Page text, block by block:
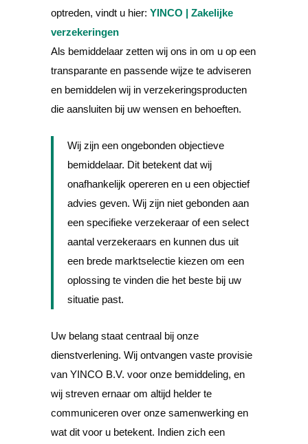
optreden, vindt u hier: YINCO | Zakelijke
verzekeringen
Als bemiddelaar zetten wij ons in om u op een
transparante en passende wijze te adviseren
en bemiddelen wij in verzekeringsproducten
die aansluiten bij uw wensen en behoeften.
Wij zijn een ongebonden objectieve
bemiddelaar. Dit betekent dat wij
onafhankelijk opereren en u een objectief
advies geven. Wij zijn niet gebonden aan
een specifieke verzekeraar of een select
aantal verzekeraars en kunnen dus uit
een brede marktselectie kiezen om een
oplossing te vinden die het beste bij uw
situatie past.
Uw belang staat centraal bij onze
dienstverlening. Wij ontvangen vaste provisie
van YINCO B.V. voor onze bemiddeling, en
wij streven ernaar om altijd helder te
communiceren over onze samenwerking en
wat dit voor u betekent. Indien zich een